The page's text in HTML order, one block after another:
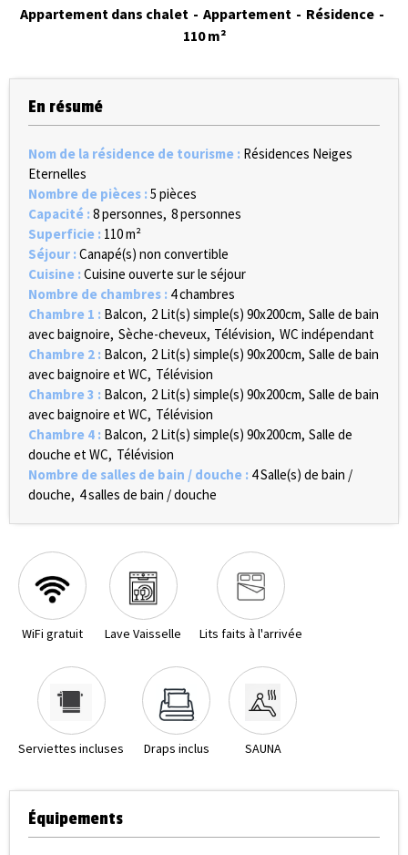
Appartement dans chalet Appartement
Résidence
110 m²
En résumé
Nom de la résidence de tourisme : Résidences Neiges
Eternelles
Nombre de pièces :5 pièces
Capacité :8personnes 8 personnes
Superficie : 110m²
Séjour :Canapé(s) non convertible
Cuisine :Cuisine ouverte sur le séjour
Nombre de chambres : 4 chambres
Chambre 1 : Balcon 2 Lit(s) simple(s) 90x200cm Salle de bain
avec baignoire Sèche-cheveux Télévision WC indépendant
Chambre 2 : Balcon 2 Lit(s) simple(s) 90x200cm Salle de bain
avec baignoire et WC Télévision
Chambre 3 : Balcon 2 Lit(s) simple(s) 90x200cm Salle de bain
avec baignoire et WC Télévision
Chambre 4 : Balcon 2 Lit(s) simple(s) 90x200cm Salle de
douche et WC Télévision
Nombre de salles de bain / douche : 4Salle(s) de bain /
douche 4 salles de bain / douche
WiFi gratuit Lave Vaisselle Lits faits à l'arrivée
Serviettes incluses Draps inclus SAUNA
Équipements